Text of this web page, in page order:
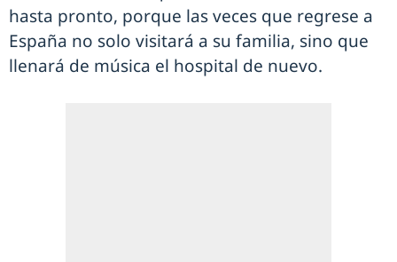
hasta pronto, porque las veces que regrese a
España no solo visitará a su familia, sino que
llenará de música el hospital de nuevo.